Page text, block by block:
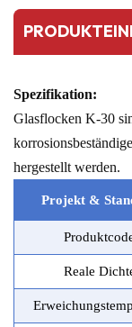
Spezifikation:
Glasflocken K-30
hergestellt werden.
Projekt &
Reale